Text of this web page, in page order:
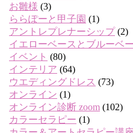
お雛様 (3)
ららぽーと甲子園 (1)
アントレプレナーシップ(2)
イエローベースとブルーベ
イベント (80)
インテリア (64)
ウエディングドレス (73)
オンライン (1)
オンライン診断 zoom (102)
カラーセラピー (1)